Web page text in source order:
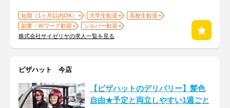
短期（1ヶ月以内OK） 大学生歓迎
高校生歓迎
副業・Ｗワーク歓迎
シルバー歓迎
株式会社サイゼリヤの求人一覧を見る
ピザハット 今店
【ピザハットのデリバリー】髪色
自由★予定と両立しやすい1週ごと